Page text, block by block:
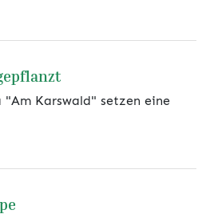
Karswald" setzen eine